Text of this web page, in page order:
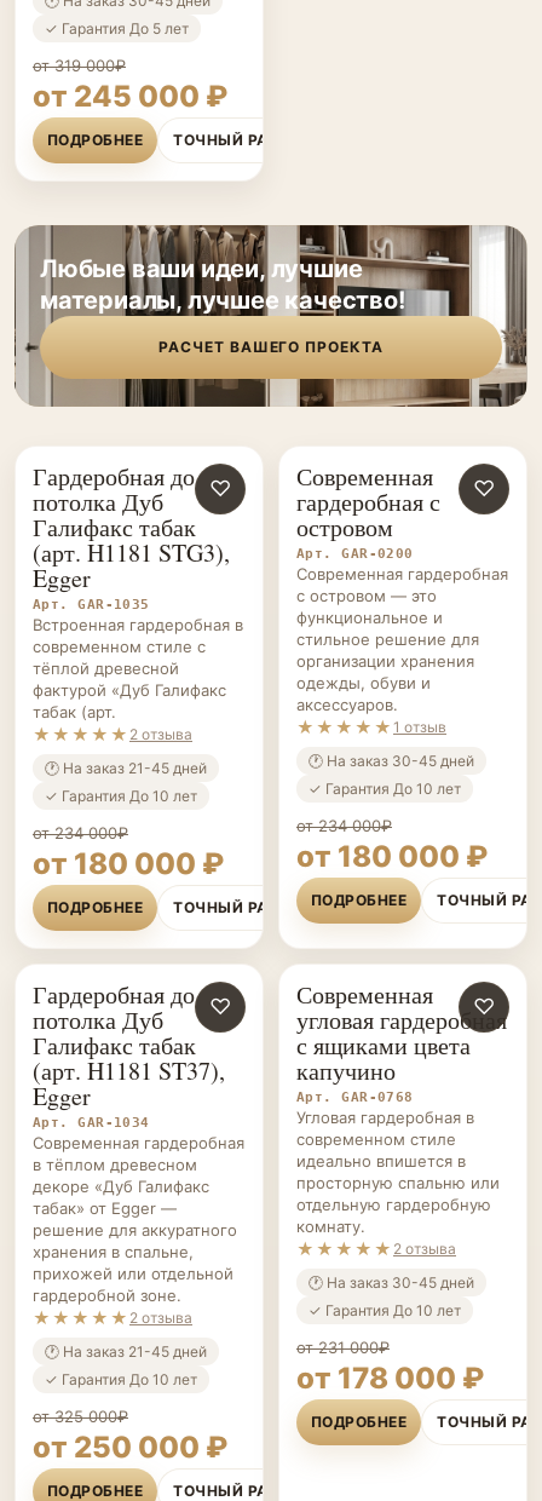
🕐 На заказ 30-45 дней
от 319 000₽
от 245 000 ₽
ПОДРОБНЕЕ ТОЧНЫЙ РАСЧЁТ
Любые ваши идеи, лучшие
материалы, лучшее качество!
ГАРДЕРОБНЫЕ НА ЗАКАЗ
♡
Гардеробная до
потолка Дуб
Галифакс табак
(арт. H1181 STG3),
Egger
Арт. GAR-1035
Встроенная гардеробная в
современном стиле с
тёплой древесной
фактурой «Дуб Галифакс
табак (арт.
🕐 На заказ 21-45 дней
от 234 000₽
от 180 000 ₽
ПОДРОБНЕЕ ТОЧНЫЙ РАСЧЁТ
ГАРДЕРОБНЫЕ НА ЗАКАЗ
♡
Современная
гардеробная с
островом
Арт. GAR-0200
Современная гардеробная
с островом — это
функциональное и
стильное решение для
организации хранения
одежды, обуви и
аксессуаров.
🕐 На заказ 30-45 дней
от 234 000₽
от 180 000 ₽
ПОДРОБНЕЕ ТОЧНЫЙ
ГАРДЕРОБНЫЕ НА ЗАКАЗ
♡
Гардеробная до
потолка Дуб
Галифакс табак
(арт. H1181 ST37),
Egger
Арт. GAR-1034
Современная гардеробная
в тёплом древесном
декоре «Дуб Галифакс
табак» от Egger —
решение для аккуратного
хранения в спальне,
прихожей или отдельной
гардеробной зоне.
🕐 На заказ 21-45 дней
от 325 000₽
от 250 000 ₽
ГАРДЕРОБНЫЕ НА ЗАКАЗ
♡
Современная
угловая гардеробная
с ящиками цвета
капучино
Арт. GAR-0768
Угловая гардеробная в
современном стиле
идеально впишется в
просторную спальню или
отдельную гардеробную
комнату.
🕐 На заказ 30-45 дней
от 231 000₽
от 178 000 ₽
ПОДРОБНЕЕ ТОЧНЫЙ